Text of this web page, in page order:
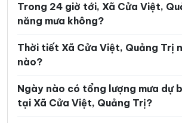
Xã Tà Rụt
Xã Tân Lập Xã Thượng
Xã Triệu Bình
Xã Triệu Phong Xã Trung
Xã Trường Ninh Xã Trường
Trong 24 giờ tới, Xã Cửa Việt,
năng mưa không?
Thời tiết Xã Cửa Việt, Quảng Trị
nào?
Ngày nào có tổng lượng mưa dự
tại Xã Cửa Việt, Quảng Trị?